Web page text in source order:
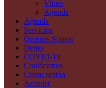
Vídeo
Agenda
Agenda
Servicios
Quiénes Somos
Demo
COVID-19
Contáctenos
Cerrar sesión
Acceder